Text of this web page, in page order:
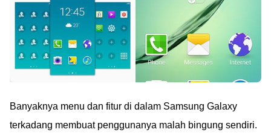
Banyaknya menu dan fitur di dalam Samsung Galaxy
terkadang membuat penggunanya malah bingung sendiri.